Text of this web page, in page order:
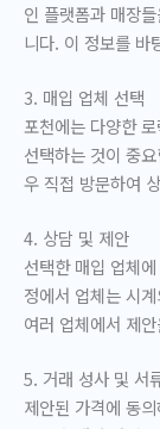
인 플랫폼과 매장
니다. 이 정보를 바
3. 매입 업체 선택
포천에는 다양한
선택하는 것이 중
우 직접 방문하여
4. 상담 및 제안
선택한 매입 업체
정에서 업체는 시
여러 업체에서 제
5. 거래 성사 및 서
제안된 가격에 동